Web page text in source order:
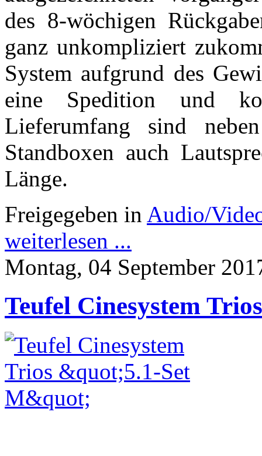
des 8-wöchigen
ganz unkompliziert
System aufgrund des
eine Spedition und
Lieferumfang sind
Standboxen auch
Länge.
Freigegeben in Audio/
weiterlesen ...
Montag, 04 September
Teufel Cinesystem